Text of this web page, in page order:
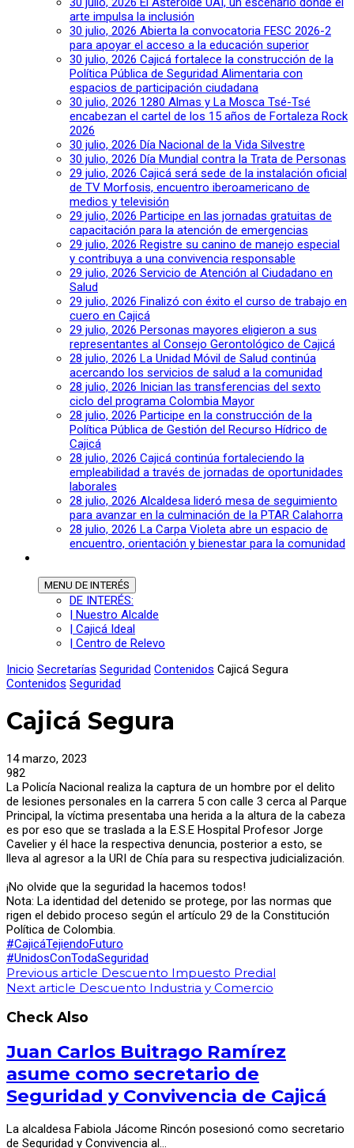
arte impulsa la inclusión
30 julio, 2026 Abierta la convocatoria FESC 2026-2
para apoyar el acceso a la educación superior
30 julio, 2026 Cajicá fortalece la construcción de la
Política Pública de Seguridad Alimentaria con
espacios de participación ciudadana
30 julio, 2026 1280 Almas y La Mosca Tsé-Tsé
encabezan el cartel de los 15 años de Fortaleza Rock
2026
30 julio, 2026 Día Nacional de la Vida Silvestre
30 julio, 2026 Día Mundial contra la Trata de Personas
29 julio, 2026 Cajicá será sede de la instalación oficial
de TV Morfosis, encuentro iberoamericano de
medios y televisión
29 julio, 2026 Participe en las jornadas gratuitas de
capacitación para la atención de emergencias
29 julio, 2026 Registre su canino de manejo especial
y contribuya a una convivencia responsable
29 julio, 2026 Servicio de Atención al Ciudadano en
Salud
29 julio, 2026 Finalizó con éxito el curso de trabajo en
cuero en Cajicá
29 julio, 2026 Personas mayores eligieron a sus
representantes al Consejo Gerontológico de Cajicá
28 julio, 2026 La Unidad Móvil de Salud continúa
acercando los servicios de salud a la comunidad
28 julio, 2026 Inician las transferencias del sexto
ciclo del programa Colombia Mayor
28 julio, 2026 Participe en la construcción de la
Política Pública de Gestión del Recurso Hídrico de
Cajicá
28 julio, 2026 Cajicá continúa fortaleciendo la
empleabilidad a través de jornadas de oportunidades
laborales
28 julio, 2026 Alcaldesa lideró mesa de seguimiento
para avanzar en la culminación de la PTAR Calahorra
28 julio, 2026 La Carpa Violeta abre un espacio de
encuentro, orientación y bienestar para la comunidad
MENU DE INTERÉS
DE INTERÉS:
| Nuestro Alcalde
| Cajicá Ideal
| Centro de Relevo
Inicio Secretarías Seguridad Contenidos Cajicá Segura
Contenidos Seguridad
Cajicá Segura
14 marzo, 2023
982
La Policía Nacional realiza la captura de un hombre por el delito
de lesiones personales en la carrera 5 con calle 3 cerca al Parque
Principal, la víctima presentaba una herida a la altura de la cabeza
es por eso que se traslada a la E.S.E Hospital Profesor Jorge
Cavelier y él hace la respectiva denuncia, posterior a esto, se
lleva al agresor a la URI de Chía para su respectiva judicialización.
¡No olvide que la seguridad la hacemos todos!
Nota: La identidad del detenido se protege, por las normas que
rigen el debido proceso según el artículo 29 de la Constitución
Política de Colombia.
#CajicáTejiendoFuturo
#UnidosConTodaSeguridad
Previous article Descuento Impuesto Predial
Next article Descuento Industria y Comercio
Check Also
Juan Carlos Buitrago Ramírez
asume como secretario de
Seguridad y Convivencia de Cajicá
La alcaldesa Fabiola Jácome Rincón posesionó como secretario
de Seguridad y Convivencia al…